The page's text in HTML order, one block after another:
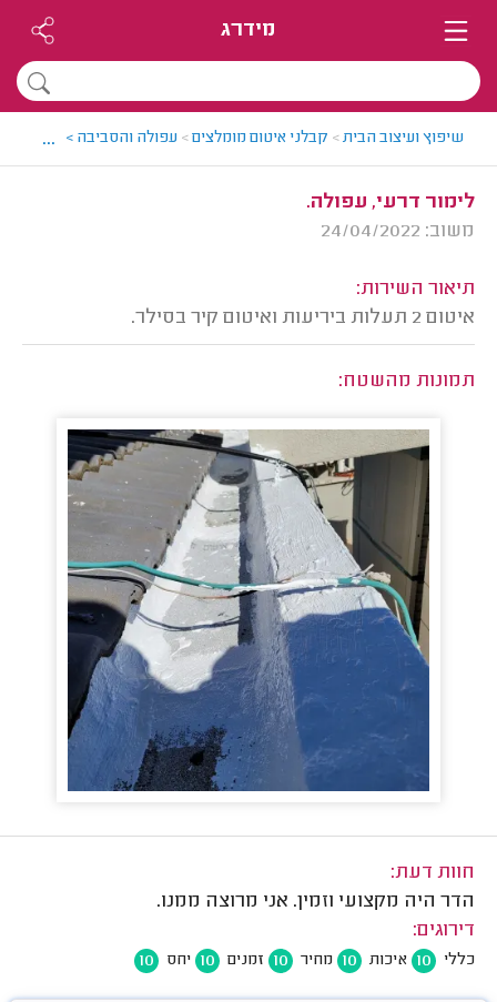
מידרג
שיפוץ ועיצוב הבית> קבלני איטום מומלצים> עפולה והסביבה > קבלן
...
לימור דרעי, עפולה.
משוב: 24/04/2022
תיאור השירות:
איטום 2 תעלות ביריעות ואיטום קיר בסילר.
תמונות מהשטח:
חוות דעת:
הדר היה מקצועי וזמין. אני מרוצה ממנו.
דירוגים:
כללי 10 איכות 10 מחיר 10 זמנים 10 יחס 10